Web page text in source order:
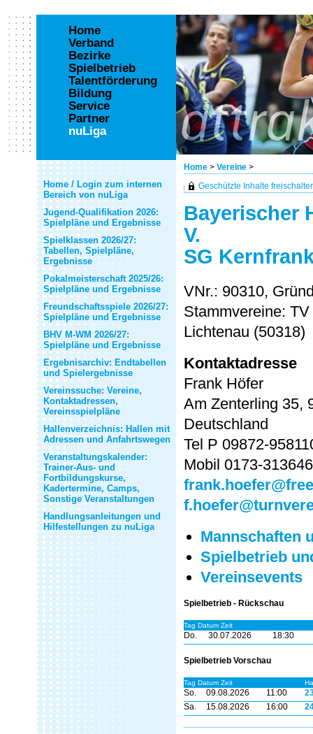
Home > Vereine >
Home
Verband
Bezirke
Spielbetrieb
Talentförderung
Bildung
Service
Partner
nuLiga
Home / Login zum internen
Bereich von nuLiga
Jugend-Qualifikation 2026:
Spielpläne und Ergebnisse
Spielklassen 2026/27:
Tabellen, Spielpläne,
Ergebnisse
Pokalmeisterschaft 2025/26:
Spielpläne und Ergebnisse
Freundschaftsspiele 2026/27:
Spielpläne und Ergebnisse
BHV M-WM 2026/27:
Spielpläne und Ergebnisse
Ergebnisarchiv: Endtabellen
und Spielergebnisse
Vereinssuche: Vereine,
Kontaktadressen,
Vereinsspielpläne
Hallenverzeichnis: Hallen mit
Adressen und Anfahrtswegen
Veranstaltungskalender:
Trainer-Aus- und
Fortbildungskurse,
Kadertermine, Camps,
Sonstige Veranstaltungen
Handlungsanleitungen und
Hilfestellungen zu nuLiga
Geschützte Inhalte
Bayerischer
V.
SG
VNr.: 90310,
Stammvereine:
Lichtenau (50318)
Kontaktadresse
Frank Höfer
Am Zenterling 35,
Deutschland
Tel P 09872-
Mobil 0173-
Mannschaften
Spielbetrieb
Vereinsevents
Spielbetrieb - Rückschau
Tag Datum Zeit
Do. 30.07.2026 18:30
Spielbetrieb Vorschau
Tag Datum Zeit
So. 09.08.2026 11:00
Sa.
15.08.2026 16:00